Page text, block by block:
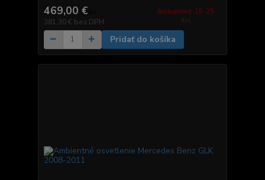
469,00 €
381,30 € bez DPH
dostupnosť: 15-25
dní
Pridať do košíka